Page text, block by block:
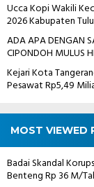
Ucca Kopi Wakili
2026 Kabupaten
ADA APA DENGAN
CIPONDOH MULUS
Kejari Kota
Pesawat Rp5,49
MOST VIEWED
Badai Skandal
Benteng Rp 36 M/